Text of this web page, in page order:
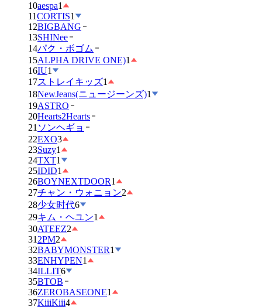
10aespa1
11CORTIS1
12BIGBANG
13SHINee
14パク・ボゴム
15ALPHA DRIVE ONE)1
16IU1
17ストレイキッズ1
18NewJeans(ニュージーンズ)1
19ASTRO
20Hearts2Hearts
21 ソンヘギョ
22EXO3
23Suzy1
24TXT1
25IDID1
26BOYNEXTDOOR1
27チャン・ウォニョン2
28少女时代6
29キム・ヘユン1
30ATEEZ2
31 2PM2
32BABYMONSTER1
33ENHYPEN1
34ILLIT6
35BTOB
36ZEROBASEONE1
37KiiiKiii4